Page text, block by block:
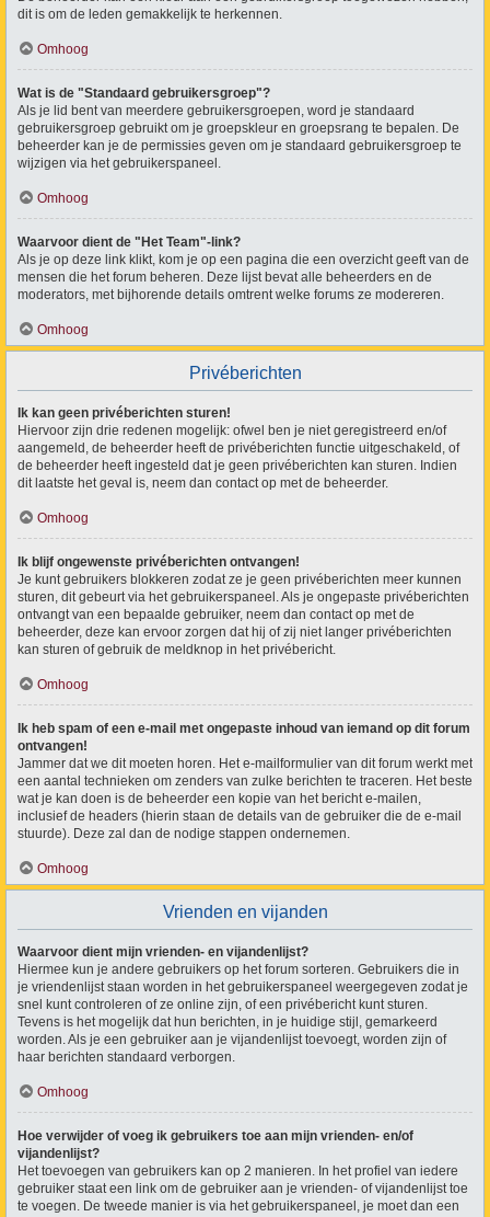
dit is om de leden gemakkelijk te herkennen.
Omhoog
Wat is de "Standaard gebruikersgroep"?
Als je lid bent van meerdere gebruikersgroepen, word je standaard
gebruikersgroep gebruikt om je groepskleur en groepsrang te bepalen. De
beheerder kan je de permissies geven om je standaard gebruikersgroep te
wijzigen via het gebruikerspaneel.
Omhoog
Waarvoor dient de "Het Team"-link?
Als je op deze link klikt, kom je op een pagina die een overzicht geeft van de
mensen die het forum beheren. Deze lijst bevat alle beheerders en de
moderators, met bijhorende details omtrent welke forums ze modereren.
Omhoog
Privéberichten
Ik kan geen privéberichten sturen!
Hiervoor zijn drie redenen mogelijk: ofwel ben je niet geregistreerd en/of
aangemeld, de beheerder heeft de privéberichten functie uitgeschakeld, of
de beheerder heeft ingesteld dat je geen privéberichten kan sturen. Indien
dit laatste het geval is, neem dan contact op met de beheerder.
Omhoog
Ik blijf ongewenste privéberichten ontvangen!
Je kunt gebruikers blokkeren zodat ze je geen privéberichten meer kunnen
sturen, dit gebeurt via het gebruikerspaneel. Als je ongepaste privéberichten
ontvangt van een bepaalde gebruiker, neem dan contact op met de
beheerder, deze kan ervoor zorgen dat hij of zij niet langer privéberichten
kan sturen of gebruik de meldknop in het privébericht.
Omhoog
Ik heb spam of een e-mail met ongepaste inhoud van iemand op dit forum
ontvangen!
Jammer dat we dit moeten horen. Het e-mailformulier van dit forum werkt met
een aantal technieken om zenders van zulke berichten te traceren. Het beste
wat je kan doen is de beheerder een kopie van het bericht e-mailen,
inclusief de headers (hierin staan de details van de gebruiker die de e-mail
stuurde). Deze zal dan de nodige stappen ondernemen.
Omhoog
Vrienden en vijanden
Waarvoor dient mijn vrienden- en vijandenlijst?
Hiermee kun je andere gebruikers op het forum sorteren. Gebruikers die in
je vriendenlijst staan worden in het gebruikerspaneel weergegeven zodat je
snel kunt controleren of ze online zijn, of een privébericht kunt sturen.
Tevens is het mogelijk dat hun berichten, in je huidige stijl, gemarkeerd
worden. Als je een gebruiker aan je vijandenlijst toevoegt, worden zijn of
haar berichten standaard verborgen.
Omhoog
Hoe verwijder of voeg ik gebruikers toe aan mijn vrienden- en/of
vijandenlijst?
Het toevoegen van gebruikers kan op 2 manieren. In het profiel van iedere
gebruiker staat een link om de gebruiker aan je vrienden- of vijandenlijst toe
te voegen. De tweede manier is via het gebruikerspaneel, je moet dan een